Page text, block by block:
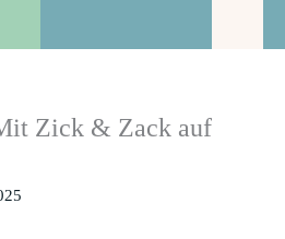
Zick & Zack auf